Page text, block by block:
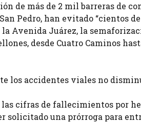
de más de 2 mil barreras de
Pedro, han evitado “cientos
Avenida Juárez, la
desde Cuatro Caminos
los accidentes viales no
cifras de fallecimientos por
solicitado una prórroga para